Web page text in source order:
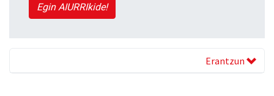
Egin AIURRIkide!
Erantzun